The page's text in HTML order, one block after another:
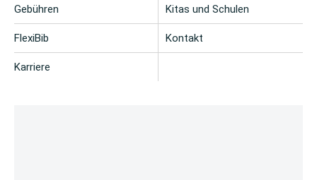
Gebühren
FlexiBib
Karriere
Kitas und Schulen
Kontakt